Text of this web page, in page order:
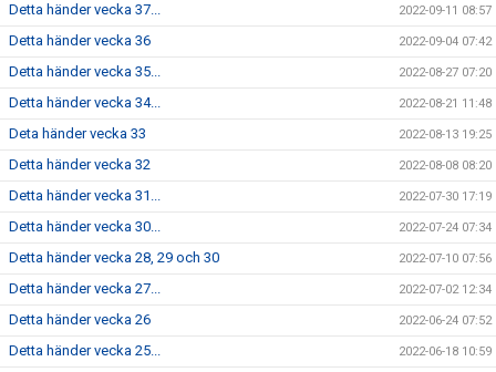
Detta händer vecka 37... 2022-09-11 08:57
Detta händer vecka 36 2022-09-04 07:42
Detta händer vecka 35... 2022-08-27 07:20
Detta händer vecka 34... 2022-08-21 11:48
Deta händer vecka 33 2022-08-13 19:25
Detta händer vecka 32 2022-08-08 08:20
Detta händer vecka 31... 2022-07-30 17:19
Detta händer vecka 30... 2022-07-24 07:34
Detta händer vecka 28, 29 och 30 2022-07-10 07:56
Detta händer vecka 27... 2022-07-02 12:34
Detta händer vecka 26 2022-06-24 07:52
Detta händer vecka 25... 2022-06-18 10:59